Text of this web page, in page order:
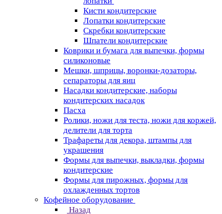
Кисти кондитерские
Лопатки кондитерские
Скребки кондитерские
Шпатели кондитерские
Коврики и бумага для выпечки, формы
силиконовые
Мешки, шприцы, воронки-дозаторы,
сепараторы для яиц
Насадки кондитерские, наборы
кондитерских насадок
Пасха
Ролики, ножи для теста, ножи для коржей,
делители для торта
Трафареты для декора, штампы для
украшения
Формы для выпечки, выкладки, формы
кондитерские
Формы для пирожных, формы для
охлажденных тортов
Кофейное оборудование
Назад